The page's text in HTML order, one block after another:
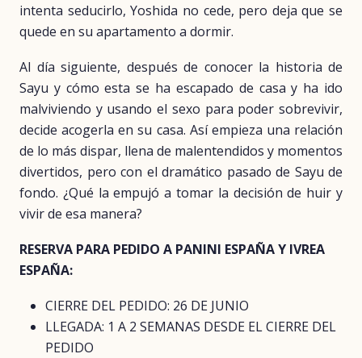
intenta seducirlo, Yoshida no cede, pero deja que se
quede en su apartamento a dormir.
Al día siguiente, después de conocer la historia de
Sayu y cómo esta se ha escapado de casa y ha ido
malviviendo y usando el sexo para poder sobrevivir,
decide acogerla en su casa. Así empieza una relación
de lo más dispar, llena de malentendidos y momentos
divertidos, pero con el dramático pasado de Sayu de
fondo. ¿Qué la empujó a tomar la decisión de huir y
vivir de esa manera?
RESERVA PARA PEDIDO A PANINI ESPAÑA Y IVREA
ESPAÑA:
CIERRE DEL PEDIDO: 26 DE JUNIO
LLEGADA: 1 A 2 SEMANAS DESDE EL CIERRE DEL
PEDIDO